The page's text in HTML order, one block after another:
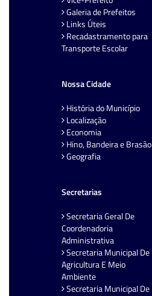
Galeria de Prefeitos
Links Úteis
Recadastramento para
Transporte Escolar
Nossa Cidade
História do Município
Localização
Economia
Hino, Bandeira e Brasão
Geografia
Secretarias
Secretaria Geral De
Coordenadoria
Administrativa
Secretaria Municipal De
Agricultura E Meio
Ambiente
Secretaria Municipal De